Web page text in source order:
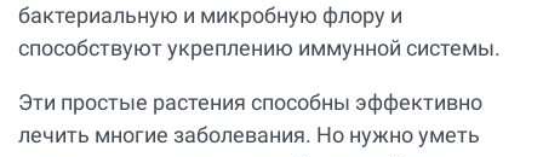
бактериальную и микробную флору и
способствуют укреплению иммунной системы.
Эти простые растения способны эффективно
лечить многие заболевания. Но нужно уметь